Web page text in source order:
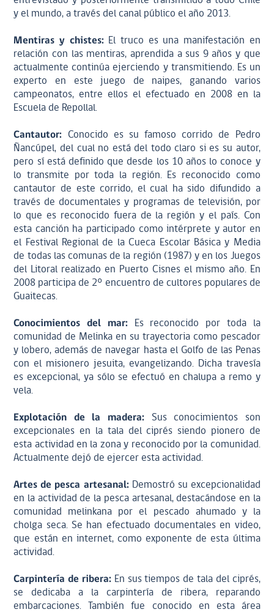
y el mundo, a través del canal público el año 2013.
Mentiras y chistes: El truco es una manifestación en
relación con las mentiras, aprendida a sus 9 años y que
actualmente continúa ejerciendo y transmitiendo. Es un
experto en este juego de naipes, ganando varios
campeonatos, entre ellos el efectuado en 2008 en la
Escuela de Repollal.
Cantautor: Conocido es su famoso corrido de Pedro
Ñancúpel, del cual no está del todo claro si es su autor,
pero sí está definido que desde los 10 años lo conoce y
lo transmite por toda la región. Es reconocido como
cantautor de este corrido, el cual ha sido difundido a
través de documentales y programas de televisión, por
lo que es reconocido fuera de la región y el país. Con
esta canción ha participado como intérprete y autor en
el Festival Regional de la Cueca Escolar Básica y Media
de todas las comunas de la región (1987) y en los Juegos
del Litoral realizado en Puerto Cisnes el mismo año. En
2008 participa de 2° encuentro de cultores populares de
Guaitecas.
Conocimientos del mar: Es reconocido por toda la
comunidad de Melinka en su trayectoria como pescador
y lobero, además de navegar hasta el Golfo de las Penas
con el misionero jesuita, evangelizando. Dicha travesía
es excepcional, ya sólo se efectuó en chalupa a remo y
vela.
Explotación de la madera: Sus conocimientos son
excepcionales en la tala del ciprés siendo pionero de
esta actividad en la zona y reconocido por la comunidad.
Actualmente dejó de ejercer esta actividad.
Artes de pesca artesanal: Demostró su excepcionalidad
en la actividad de la pesca artesanal, destacándose en la
comunidad melinkana por el pescado ahumado y la
cholga seca. Se han efectuado documentales en video,
que están en internet, como exponente de esta última
actividad.
Carpintería de ribera: En sus tiempos de tala del ciprés,
se dedicaba a la carpintería de ribera, reparando
embarcaciones. También fue conocido en esta área